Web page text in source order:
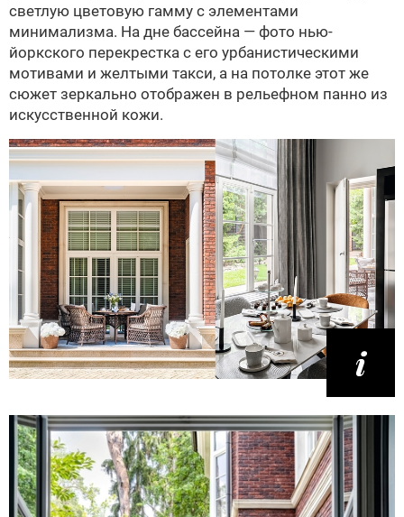
светлую цветовую гамму с элементами
минимализма. На дне бассейна — фото нью-
йоркского перекрестка с его урбанистическими
мотивами и желтыми такси, а на потолке этот же
сюжет зеркально отображен в рельефном панно из
искусственной кожи.